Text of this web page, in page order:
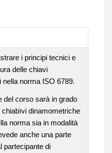
i principi tecnici e
delle chiavi
norma ISO 6789.
del corso sarà in grado
dinamometriche
norma sia in modalità
anche una parte
partecipante di